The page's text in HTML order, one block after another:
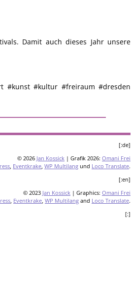
Damit auch dieses Jahr unsere
#kunst #kultur #freiraum #dresden
[:de]
© 2026 Jan Kossick | Grafik 2026: Omani Frei
Eventkrake WP Multilang und Loco Translate.
[:en]
© 2023 Jan Kossick | Graphics: Omani Frei
, Eventkrake, WP Multilang and Loco Translate.
[:]